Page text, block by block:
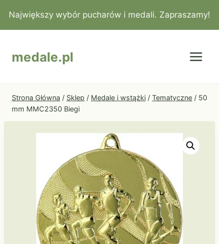
do
treści
Największy wybór pucharów i medali. Zapraszamy!
medale.pl
Strona Główna / Sklep / Medale i wstążki / Tematyczne / 50
mm MMC2350 Biegi